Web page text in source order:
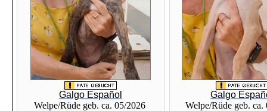
Galgo Español
Welpe/Rüde geb. ca. 05/2026
Galgo
Welpe/Rüde geb.